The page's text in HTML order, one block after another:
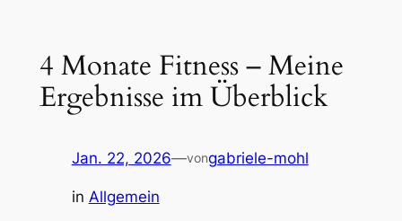
4 Monate Fitness – Meine
Ergebnisse im Überblick
Jan. 22, 2026—vongabriele-mohl
in Allgemein